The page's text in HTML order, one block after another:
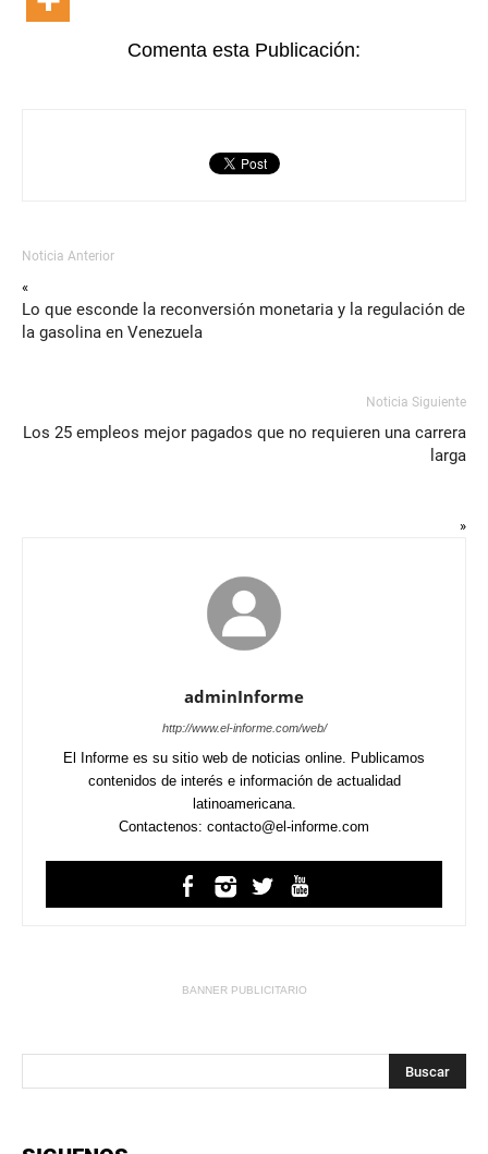
Comenta esta Publicación:
Noticia Anterior
«
Lo que esconde la reconversión monetaria y la regulación de
la gasolina en Venezuela
Noticia Siguiente
Los 25 empleos mejor pagados que no requieren una carrera
larga
»
adminInforme
http://www.el-informe.com/web/
El Informe es su sitio web de noticias online. Publicamos
contenidos de interés e información de actualidad
latinoamericana.
Contactenos: contacto@el-informe.com
BANNER PUBLICITARIO